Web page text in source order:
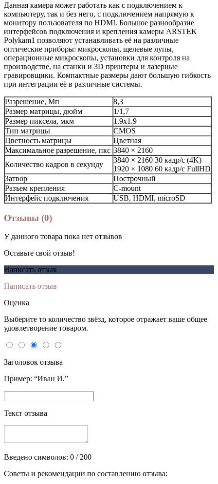
Данная камера может работать как с подключением к
компьютеру, так и без него, с подключением напрямую к
монитору пользователя по HDMI. Большое разнообразие
интерфейсов подключения и крепления камеры ARSTEK
Polykam1 позволяют устанавливать её на различные
оптические приборы: микроскопы, щелевые лупы,
операционные микроскопы, установки для контроля на
производстве, на станки и 3D принтеры и лазерные
гравировщики. Компактные размеры дают большую гибкость
при интеграции её в различные системы.
Разрешение, Мп
8,3
Размер матрицы, дюйм
1/1,7
Размер пиксела, мкм
1.9x1.9
Тип матрицы
CMOS
Цветность матрицы
Цветная
Максимальное разрешение, пкс 3840 × 2160
Количество кадров в секунду
3840 × 2160 30 кадр/с (4K)
1920 × 1080 60 кадр/с FullHD
Затвор
Построчный
Разъем крепления
C-mount
Интерфейс подключения
USB, HDMI, microSD
Отзывы (0)
У данного товара пока нет отзывов
Оставьте свой отзыв!
Написать отзыв
Написать отзыв
Оценка
Выберите то количество звёзд, которое отражает ваше общее
удовлетворение товаром.
Заголовок отзыва
Пример: “Иван И.”
Текст отзыва
Введено символов: 0 / 200
Советы и рекомендации по составлению отзыва: